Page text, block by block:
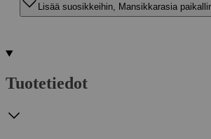
Lisää suosikkeihin, Mansikkarasia
Tuotetiedot